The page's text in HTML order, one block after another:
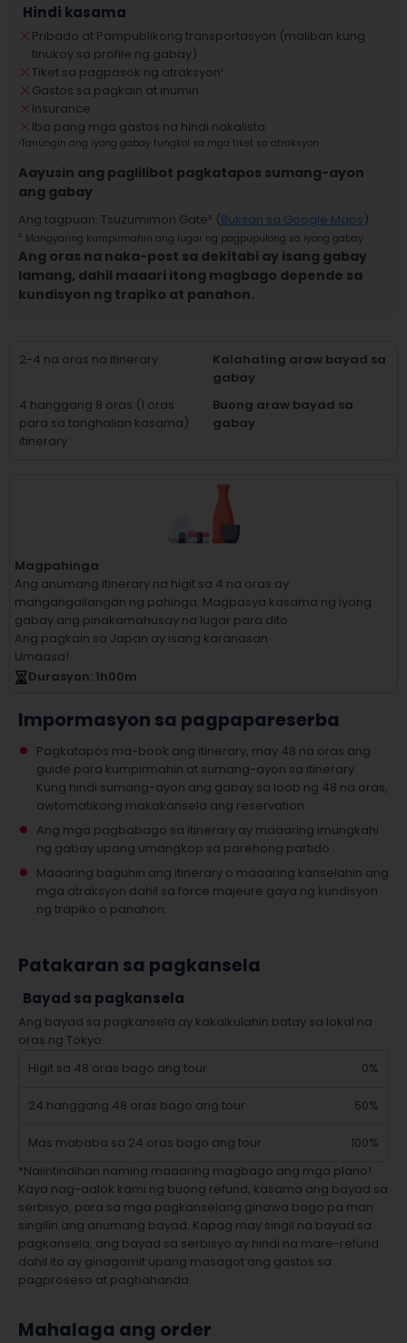
Hindi kasama
Pribado at Pampublikong transportasyon (maliban kung
tinukoy sa profile ng gabay)
Tiket sa pagpasok ng atraksyon¹
Gastos sa pagkain at inumin
Insurance
Iba pang mga gastos na hindi nakalista
¹Tanungin ang iyong gabay tungkol sa mga tiket sa atraksyon
Aayusin ang paglilibot pagkatapos sumang-ayon
ang gabay
Ang tagpuan: Tsuzumimon Gate² (Buksan sa Google Maps)
² Mangyaring kumpirmahin ang lugar ng pagpupulong sa iyong gabay
Ang oras na naka-post sa dekitabi ay isang gabay
lamang, dahil maaari itong magbago depende sa
kundisyon ng trapiko at panahon.
2-4 na oras na itinerary
Kalahating araw bayad sa
gabay
4 hanggang 8 oras (1 oras
para sa tanghalian kasama)
itinerary
Buong araw bayad sa
gabay
Magpahinga
Ang anumang itinerary na higit sa 4 na oras ay
mangangailangan ng pahinga. Magpasya kasama ng iyong
gabay ang pinakamahusay na lugar para dito.
Ang pagkain sa Japan ay isang karanasan
Umaasa!
Durasyon: 1h00m
Impormasyon sa pagpapareserba
Pagkatapos ma-book ang itinerary, may 48 na oras ang
guide para kumpirmahin at sumang-ayon sa itinerary.
Kung hindi sumang-ayon ang gabay sa loob ng 48 na oras,
awtomatikong makakansela ang reservation
Ang mga pagbabago sa itinerary ay maaaring imungkahi
ng gabay upang umangkop sa parehong partido
Maaaring baguhin ang itinerary o maaaring kanselahin ang
mga atraksyon dahil sa force majeure gaya ng kundisyon
ng trapiko o panahon.
Patakaran sa pagkansela
Bayad sa pagkansela
Ang bayad sa pagkansela ay kakalkulahin batay sa lokal na
oras ng Tokyo.
Higit sa 48 oras bago ang tour
0%
24 hanggang 48 oras bago ang tour 50%
Mas mababa sa 24 oras bago ang tour
100%
*Naiintindihan naming maaaring magbago ang mga plano!
Kaya nag-aalok kami ng buong refund, kasama ang bayad sa
serbisyo, para sa mga pagkanselang ginawa bago pa man
singilin ang anumang bayad. Kapag may singil na bayad sa
pagkansela, ang bayad sa serbisyo ay hindi na mare-refund
dahil ito ay ginagamit upang masagot ang gastos sa
pagproseso at paghahanda.
Mahalaga ang order